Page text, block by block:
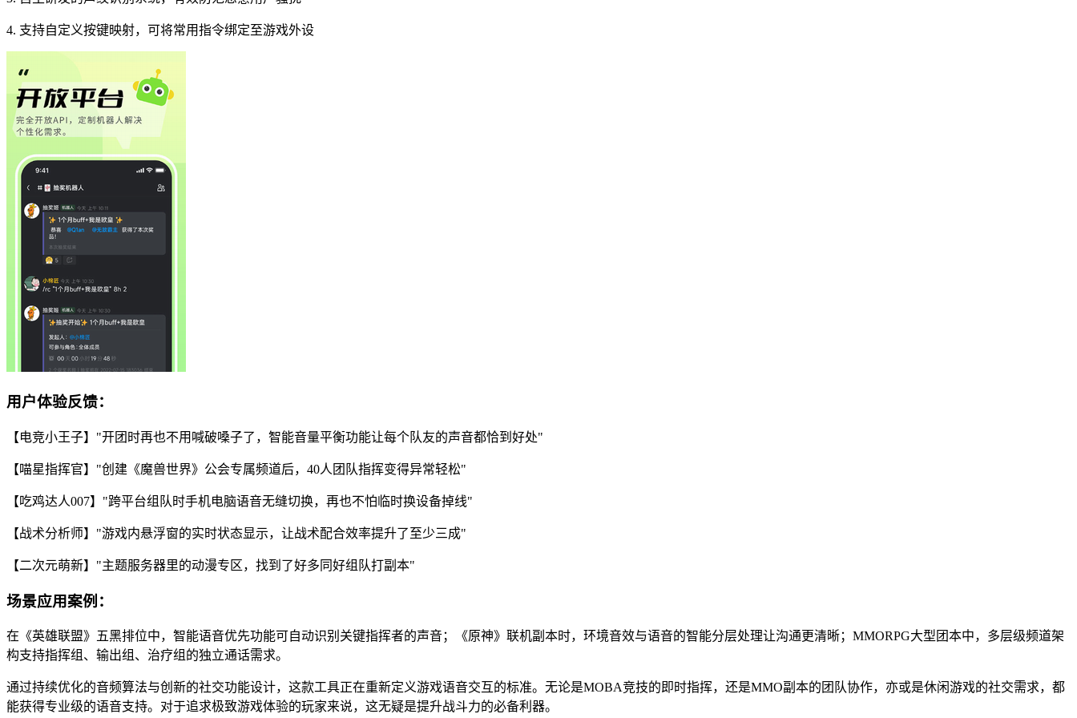
4. 支持自定义按键映射，可将常用指令绑定至游戏外设
用户体验反馈：
【电竞小王子】"开团时再也不用喊破嗓子了，智能音量平衡功能让每个队友的声音都恰到好处"
【喵星指挥官】"创建《魔兽世界》公会专属频道后，40人团队指挥变得异常轻松"
【吃鸡达人007】"跨平台组队时手机电脑语音无缝切换，再也不怕临时换设备掉线"
【战术分析师】"游戏内悬浮窗的实时状态显示，让战术配合效率提升了至少三成"
【二次元萌新】"主题服务器里的动漫专区，找到了好多同好组队打副本"
场景应用案例：
在《英雄联盟》五黑排位中，智能语音优先功能可自动识别关键指挥者的声音；《原神》联机副本时，环境音效与语音的智能分层处理让沟通更清晰；MMORPG大型团本中，多层级频道架
构支持指挥组、输出组、治疗组的独立通话需求。
通过持续优化的音频算法与创新的社交功能设计，这款工具正在重新定义游戏语音交互的标准。无论是MOBA竞技的即时指挥，还是MMO副本的团队协作，亦或是休闲游戏的社交需求，都
能获得专业级的语音支持。对于追求极致游戏体验的玩家来说，这无疑是提升战斗力的必备利器。